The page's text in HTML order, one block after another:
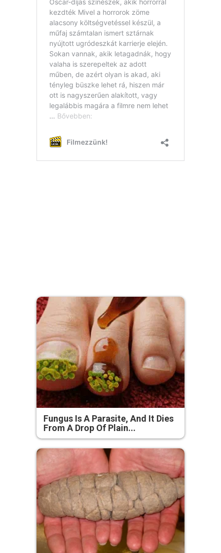
Fungus Is A Parasite, And It Dies
From A Drop Of Plain...